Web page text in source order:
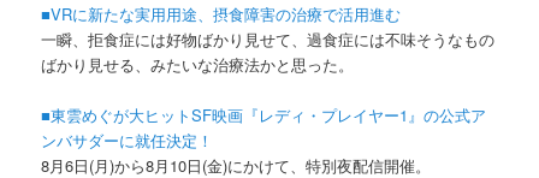
■VRに新たな実用用途、摂食障害の治療で活用進む
一瞬、拒食症には好物ばかり見せて、過食症には不味そうなもの
ばかり見せる、みたいな治療法かと思った。
■東雲めぐが大ヒットSF映画『レディ・プレイヤー1』の公式ア
ンバサダーに就任決定！
8月6日(月)から8月10日(金)にかけて、特別夜配信開催。